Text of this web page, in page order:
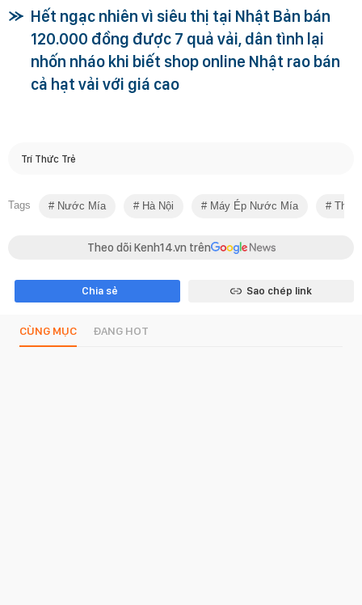
Hết ngạc nhiên vì siêu thị tại Nhật Bản bán
120.000 đồng được 7 quả vải, dân tình lại
nhốn nháo khi biết shop online Nhật rao bán
cả hạt vải với giá cao
Trí Thức Trẻ
Tags Nước Mía Hà Nội Máy Ép Nước Mía Thế
Theo dõi Kenh14.vn trên
Chia sẻ Sao chép link
CÙNG MỤC ĐANG HOT